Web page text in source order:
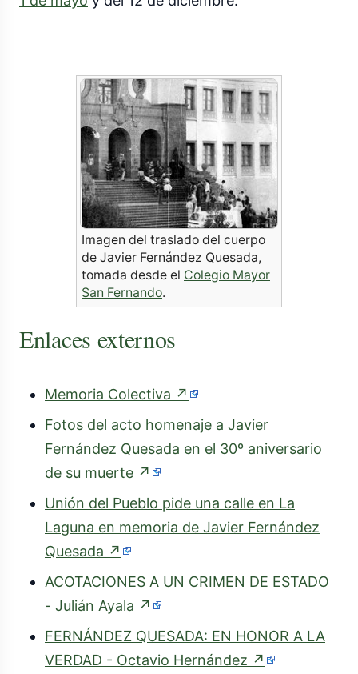
Imagen del traslado del cuerpo
de Javier Fernández Quesada,
tomada desde el Colegio Mayor
San Fernando.
Enlaces externos
Memoria Colectiva ↗ (enlace
externo)
Fotos del acto homenaje a Javier
Fernández Quesada en el 30º aniversario
de su muerte ↗ (enlace
externo)
Unión del Pueblo pide una calle en La
Laguna en memoria de Javier Fernández
Quesada ↗ (enlace
externo)
ACOTACIONES A UN CRIMEN DE ESTADO
- Julián Ayala ↗ (enlace
externo)
FERNÁNDEZ QUESADA: EN HONOR A LA
VERDAD - Octavio Hernández ↗ (enlace